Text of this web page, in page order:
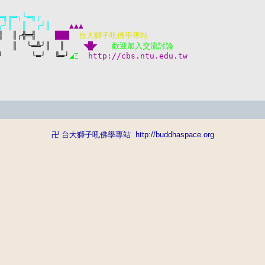
╔═╮╰═╗╭
║  ║  ╭╯║
║╭╬═╣
  台大獅子吼佛學專站
╰═╩╯║  ║ ◥█◤
   歡迎加入交流討論
    ╰═╯  ╚═╯
◢Ξ http://cbs.ntu.edu.tw
卍 台大獅子吼佛學專站 http://buddhaspace.org